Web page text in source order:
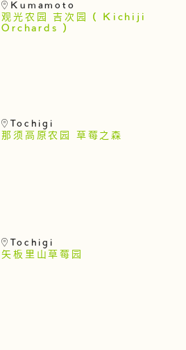
Kumamoto
观光农园 吉次园 ( Kichiji
Orchards )
Tochigi
那须高原农园 草莓之森
Tochigi
矢板里山草莓园